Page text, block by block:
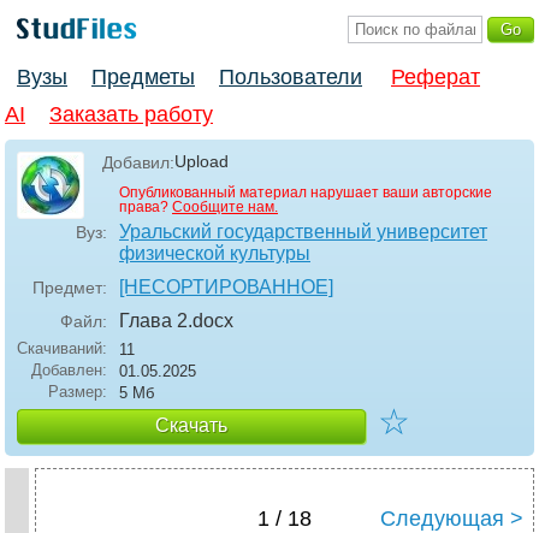
Вузы Предметы Пользователи
Реферат
AI
Заказать работу
Добавил:Upload
Опубликованный материал нарушает ваши авторские
права? Сообщите нам.
Вуз:
Уральский государственный университет
физической культуры
Предмет: [НЕСОРТИРОВАННОЕ]
Файл: Глава 2.docx
Скачиваний:
11
Добавлен:
01.05.2025
Размер:
5 Мб
Скачать ☆
1 / 18 Следующая >